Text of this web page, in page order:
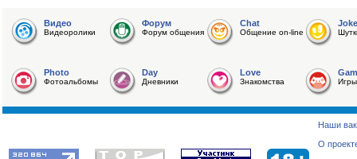
Видео
Видеоролики
Форум
Форум общения
Chat
Общение on-line
Joke
Photo
Фотоальбомы
Day
Дневники
Love
Знакомства Игры
Наши
О